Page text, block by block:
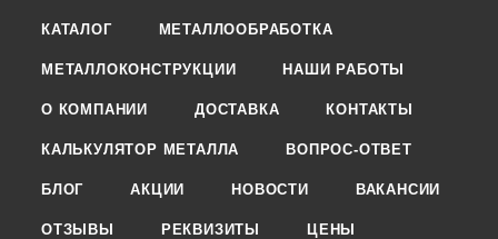
КАТАЛОГ МЕТАЛЛООБРАБОТКА
МЕТАЛЛОКОНСТРУКЦИИ НАШИ РАБОТЫ
О КОМПАНИИ ДОСТАВКА КОНТАКТЫ
КАЛЬКУЛЯТОР МЕТАЛЛА ВОПРОС-ОТВЕТ
БЛОГ АКЦИИ НОВОСТИ ВАКАНСИИ
ОТЗЫВЫ РЕКВИЗИТЫ ЦЕНЫ